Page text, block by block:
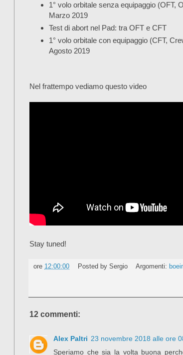
1° volo orbitale senza equipaggio (OFT,
Marzo 2019
Test di abort nel Pad: tra OFT e CFT
1° volo orbitale con equipaggio (CFT,
Agosto 2019
Nel frattempo vediamo questo video
Stay tuned!
ore 12:00:00 Posted by Sergio Argomenti:
12 commenti:
Alex Paltri 23 novembre 2018 alle ore
Speriamo che sia la volta buona